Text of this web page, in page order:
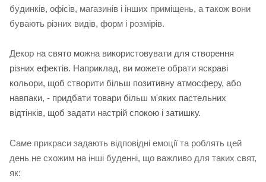
будинків, офісів, магазинів і інших приміщень, а також вони
бувають різних видів, форм і розмірів.
Декор на свято можна використовувати для створення
різних ефектів. Наприклад, ви можете обрати яскраві
кольори, щоб створити більш позитивну атмосферу, або
навпаки, - придбати товари більш м'яких пастельних
відтінків, щоб задати настрій спокою і затишку.
Саме прикраси задають відповідні емоції та роблять цей
день не схожим на інші буденні, що важливо для таких свят,
як: